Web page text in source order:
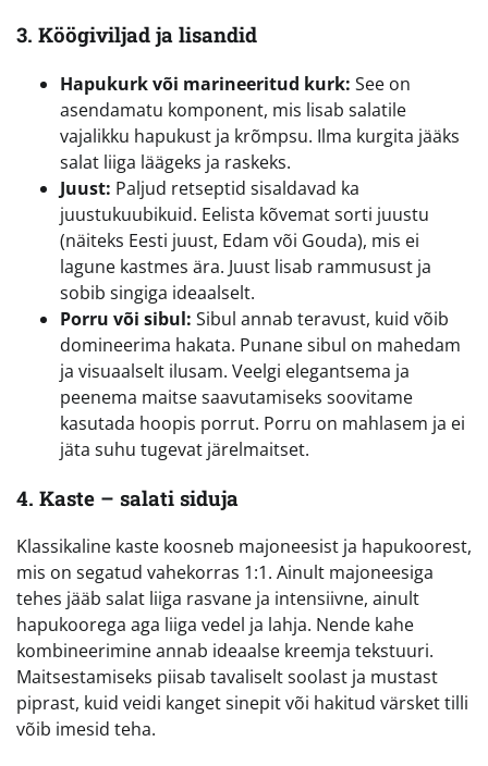
3. Köögiviljad ja lisandid
Hapukurk või marineeritud kurk: See on
asendamatu komponent, mis lisab salatile
vajalikku hapukust ja krõmpsu. Ilma kurgita jääks
salat liiga läägeks ja raskeks.
Juust: Paljud retseptid sisaldavad ka
juustukuubikuid. Eelista kõvemat sorti juustu
(näiteks Eesti juust, Edam või Gouda), mis ei
lagune kastmes ära. Juust lisab rammusust ja
sobib singiga ideaalselt.
Porru või sibul: Sibul annab teravust, kuid võib
domineerima hakata. Punane sibul on mahedam
ja visuaalselt ilusam. Veelgi elegantsema ja
peenema maitse saavutamiseks soovitame
kasutada hoopis porrut. Porru on mahlasem ja ei
jäta suhu tugevat järelmaitset.
4. Kaste – salati siduja
Klassikaline kaste koosneb majoneesist ja hapukoorest,
mis on segatud vahekorras 1:1. Ainult majoneesiga
tehes jääb salat liiga rasvane ja intensiivne, ainult
hapukoorega aga liiga vedel ja lahja. Nende kahe
kombineerimine annab ideaalse kreemja tekstuuri.
Maitsestamiseks piisab tavaliselt soolast ja mustast
piprast, kuid veidi kanget sinepit või hakitud värsket tilli
võib imesid teha.